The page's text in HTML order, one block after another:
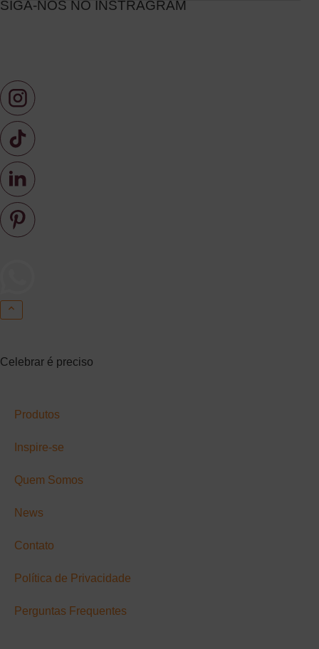
SIGA-NOS NO INSTRAGRAM
Celebrar é preciso
Produtos
Inspire-se
Quem Somos
News
Contato
Política de Privacidade
Perguntas Frequentes